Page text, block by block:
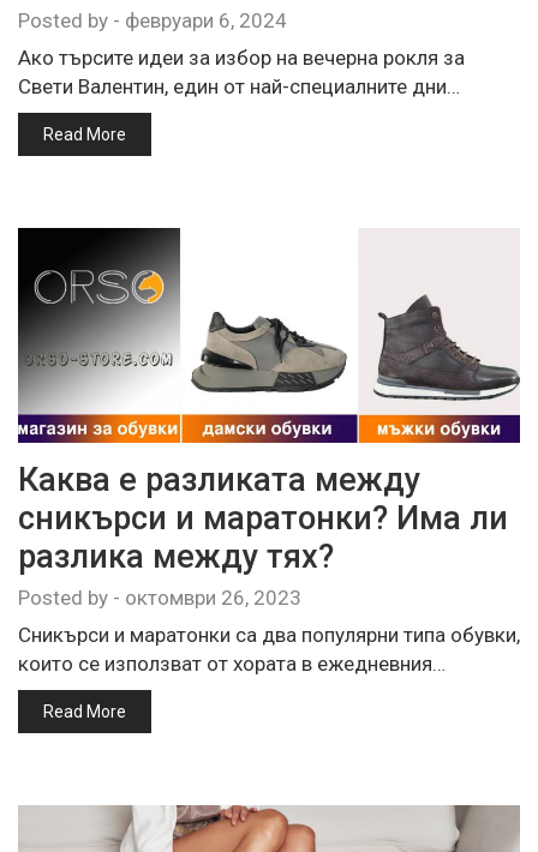
Posted by - февруари 6, 2024
Ако търсите идеи за избор на вечерна рокля за
Свети Валентин, един от най-специалните дни…
Read More
Каква е разликата между
сникърси и маратонки? Има ли
разлика между тях?
Posted by - октомври 26, 2023
Сникърси и маратонки са два популярни типа обувки,
които се използват от хората в ежедневния…
Read More